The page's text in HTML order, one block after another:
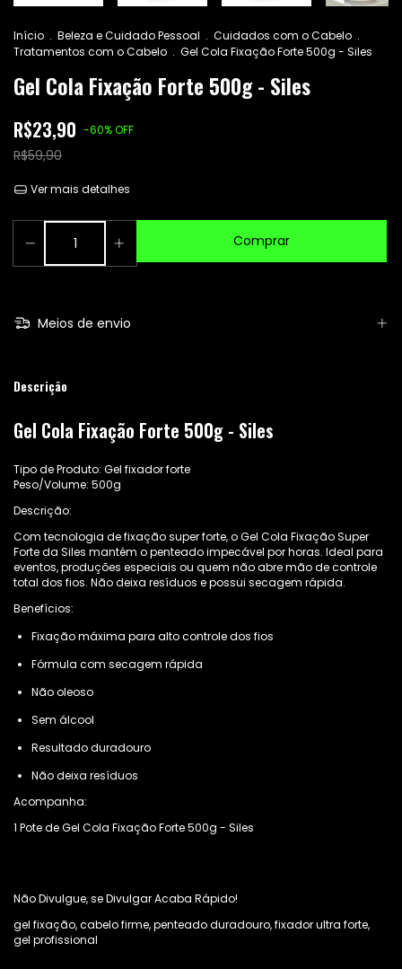
Início . Beleza e Cuidado Pessoal . Cuidados com o Cabelo .
Tratamentos com o Cabelo . Gel Cola Fixação Forte 500g - Siles
Gel Cola Fixação Forte 500g - Siles
R$23,90 -60%OFF
R$59,90
Ver mais detalhes
Meios de envio
Descrição
Gel Cola Fixação Forte 500g - Siles
Tipo de Produto: Gel fixador forte
Peso/Volume: 500g
Descrição:
Com tecnologia de fixação super forte, o Gel Cola Fixação Super
Forte da Siles mantém o penteado impecável por horas. Ideal para
eventos, produções especiais ou quem não abre mão de controle
total dos fios. Não deixa resíduos e possui secagem rápida.
Benefícios:
Fixação máxima para alto controle dos fios
Fórmula com secagem rápida
Não oleoso
Sem álcool
Resultado duradouro
Não deixa resíduos
Acompanha:
1 Pote de Gel Cola Fixação Forte 500g - Siles
Não Divulgue, se Divulgar Acaba Rápido!
gel fixação, cabelo firme, penteado duradouro, fixador ultra forte,
gel profissional